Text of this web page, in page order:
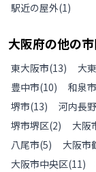
駅近の屋外(1)
大阪府の他の
東大阪市(13) 大
豊中市(10) 和泉市
堺市(13) 河内長
堺市堺区(2) 大阪
八尾市(5) 大阪市
大阪市中央区(11)